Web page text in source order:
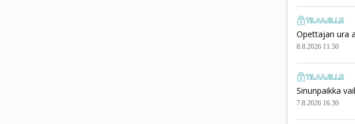
Opettajan ura
8.8.2026 11.50
Sinunpaikka
7.8.2026 16.30